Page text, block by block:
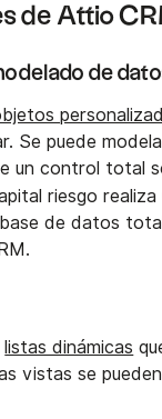
de Attio
de
Se puede
un control total
riesgo
de datos
listas dinámicas
vistas se